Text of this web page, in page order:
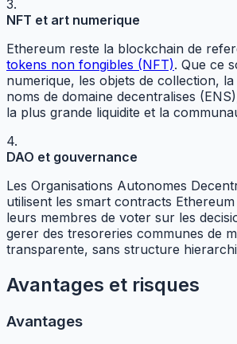
3.
NFT et art numerique
Ethereum reste la blockchain de
tokens non fongibles (NFT). Que ce
numerique, les objets de collection,
noms de domaine decentralises
la plus grande liquidite et la
4.
DAO et gouvernance
Les Organisations Autonomes
utilisent les smart contracts
leurs membres de voter sur les
gerer des tresoreries communes de
transparente, sans structure
Avantages et risques
Avantages